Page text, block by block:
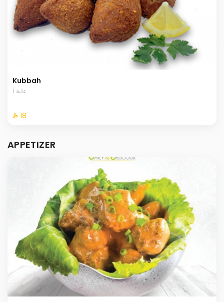
Kubbah
1 علبة
⁨⁦‪‬ 18⁩
APPETIZER